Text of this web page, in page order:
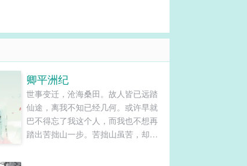
卿平洲纪
世事变迁，沧海桑田。故人皆已远踏
仙途，离我不知已经几何。或许早就
巴不得忘了我这个人，而我也不想再
踏出苦拙山一步。苦拙山虽苦，却安